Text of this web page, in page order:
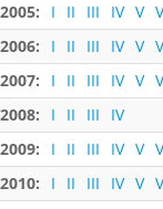
2005:
I II III IV V
2006:
I II III IV V
2007:
I II III IV V
2008:
I II III
IV
2009:
I II III IV V
2010:
I II III IV V